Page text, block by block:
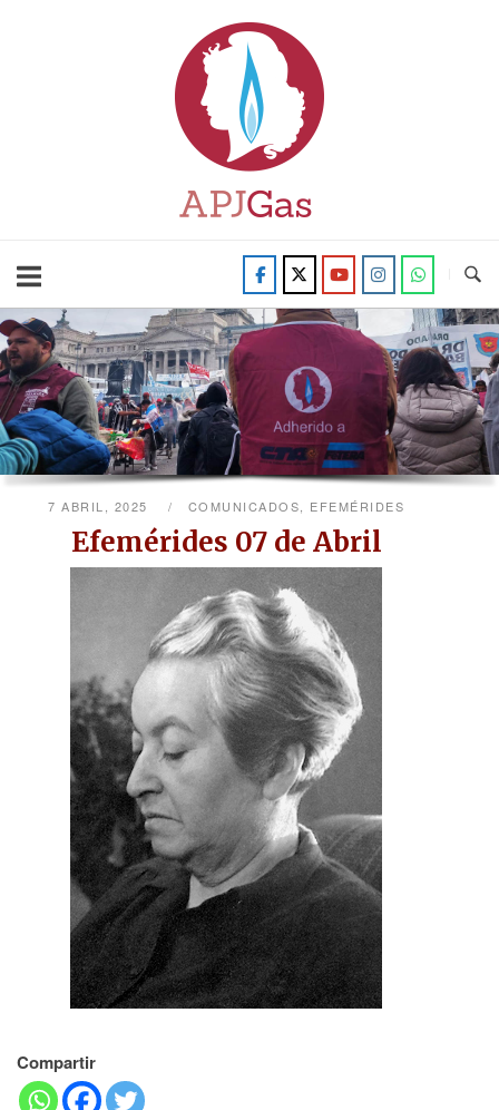
7 ABRIL, 2025 COMUNICADOS, EFEMÉRIDES
Efemérides 07 de Abril
Compartir